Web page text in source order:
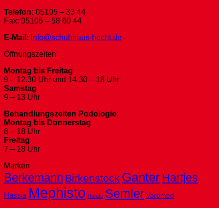
Telefon: 05105 – 33 44
Fax: 05105 – 58 60 44
E-Mail: info@schuhhaus-hecht.de
Öffnungszeiten
Montag bis Freitag
9 – 12.30 Uhr und 14.30 – 18 Uhr
Samstag
9 – 13 Uhr
Behandlungszeiten Podologie:
Montag bis Donnerstag
8 – 18 Uhr
Freitag
7 – 18 Uhr
Marken
Berkemann Birkenstock GanterHartjes
Hassia Mephisto Rohde Semler Varomed